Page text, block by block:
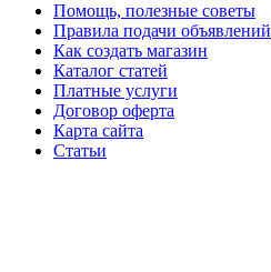
Помощь, полезные советы
Правила подачи объявлений
Как создать магазин
Каталог статей
Платные услуги
Договор оферта
Карта сайта
Статьи